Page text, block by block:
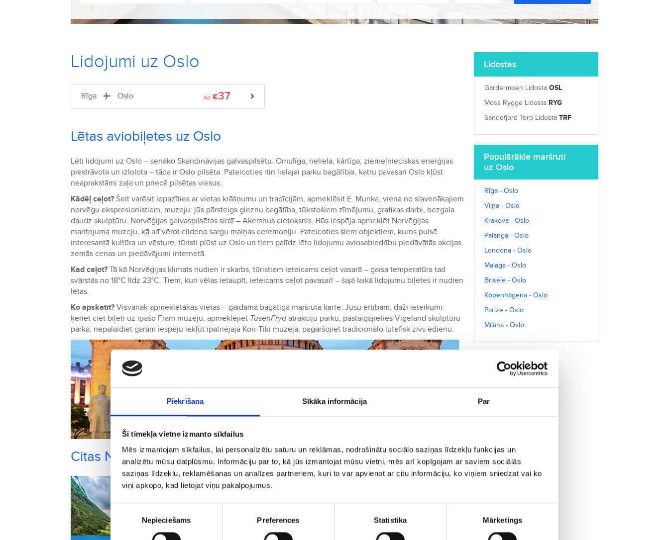
Piekrišana Sīkāka informācija Par
Šī tīmekļa vietne izmanto sīkfailus
Mēs izmantojam sīkfailus, lai personalizētu saturu un reklāmas, nodrošinātu sociālo saziņas līdzekļu funkcijas un
analizētu mūsu datplūsmu. Informāciju par to, kā jūs izmantojat mūsu vietni, mēs arī kopīgojam ar saviem sociālās
saziņas līdzekļu, reklamēšanas un analīzes partneriem, kuri to var apvienot ar citu informāciju, ko viņiem sniedzat vai ko
viņi apkopo, kad lietojat viņu pakalpojumus.
Piekrišanas
izvēle
Nepieciešams Preferences Statistika Mārketings
Lidojumi uz Oslo
Rīga Oslo no €37
Lētas aviobiļetes uz Oslo
Lēti lidojumi uz Oslo – senāko Skandināvijas galvaspilsētu. Omulīga, neliela, kārtīga, ziemeļnieciskas enerģijas
piestrāvota un izlolota – tāda ir Oslo pilsēta. Pateicoties itin lielajai parku bagātībai, katru pavasari Oslo kļūst
neaprakstāmi zaļa un priecē pilsētas viesus.
Kādēļ ceļot? Šeit varēsit iepazīties ar vietas krāšņumu un tradīcijām, apmeklēsit E. Munka, viena no slavenākajiem
norvēģu ekspresionistiem, muzeju: jūs pārsteigs gleznu bagātība, tūkstošiem zīmējumu, grafikas darbi, bezgala
daudz skulptūru. Norvēģijas galvaspilsētas sirdī – Akershus cietoksnis. Būs iespēja apmeklēt Norvēģijas
mantojuma muzeju, kā arī vērot cildeno sargu maiņas ceremoniju. Pateicoties šiem objektiem, kuros pulsē
interesantā kultūra un vēsture, tūristi plūst uz Oslo un tiem palīdz lēto lidojumu aviosabiedrību piedāvātās akcijas,
zemās cenas un piedāvājumi internetā.
Kad ceļot? Tā kā Norvēģijas klimats nudien ir skarbs, tūristiem ieteicams ceļot vasarā – gaisa temperatūra tad
svārstās no 18°C līdz 23°C. Tiem, kuri vēlas ietaupīt, ieteicams ceļot pavasarī – šajā laikā lidojumu biļetes ir nudien
lētas.
Ko apskatīt? Visvairāk apmeklētākās vietas – gaidāmā bagātīgā maršruta karte. Jūsu ērtībām, daži ieteikumi:
ķeriet ciet biļeti uz īpašo Fram muzeju, apmeklējiet TusenFrydatrakciju parku, pastaigājieties Vigeland skulptūru
parkā, nepalaidiet garām iespēju iekļūt īpatnējajā Kon-Tiki muzejā, pagaršojiet tradicionālo lutefisk zivs ēdienu.
Citas Norvēģija pilsētas, kuras varētu Jums patikt
Lidostas
Gardermoen Lidosta OSL
Moss Rygge Lidosta RYG
Sandefjord Torp Lidosta TRF
Populārākie maršruti
uz Oslo
Rīga - Oslo
Viļņa - Oslo
Krakova - Oslo
Palanga - Oslo
Londona - Oslo
Malaga - Oslo
Brisele - Oslo
Kopenhāgena - Oslo
Parīze - Oslo
Milāna - Oslo